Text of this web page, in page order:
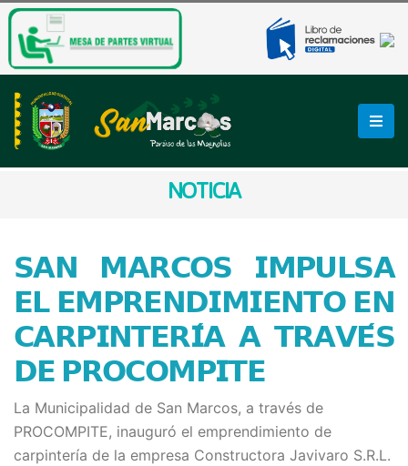
NOTICIA
𝗦𝗔𝗡 𝗠𝗔𝗥𝗖𝗢𝗦 𝗜𝗠𝗣𝗨𝗟𝗦𝗔
𝗘𝗟 𝗘𝗠𝗣𝗥𝗘𝗡𝗗𝗜𝗠𝗜𝗘𝗡𝗧𝗢 𝗘𝗡
𝗖𝗔𝗥𝗣𝗜𝗡𝗧𝗘𝗥𝗜́𝗔 𝗔 𝗧𝗥𝗔𝗩𝗘́𝗦
𝗗𝗘 𝗣𝗥𝗢𝗖𝗢𝗠𝗣𝗜𝗧𝗘
La Municipalidad de San Marcos, a través de
PROCOMPITE, inauguró el emprendimiento de
carpintería de la empresa Constructora Javivaro S.R.L.